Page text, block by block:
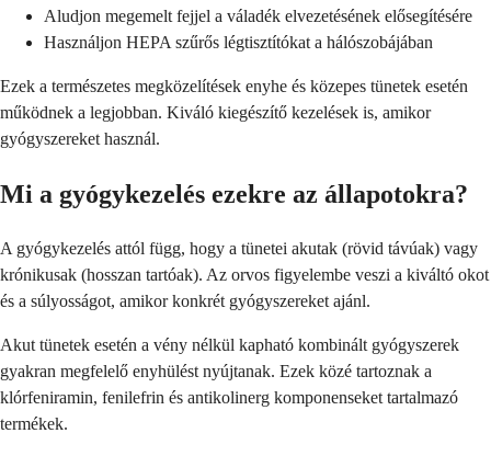
Aludjon megemelt fejjel a váladék elvezetésének elősegítésére
Használjon HEPA szűrős légtisztítókat a hálószobájában
Ezek a természetes megközelítések enyhe és közepes tünetek esetén
működnek a legjobban. Kiváló kiegészítő kezelések is, amikor
gyógyszereket használ.
Mi a gyógykezelés ezekre az állapotokra?
A gyógykezelés attól függ, hogy a tünetei akutak (rövid távúak) vagy
krónikusak (hosszan tartóak). Az orvos figyelembe veszi a kiváltó okot
és a súlyosságot, amikor konkrét gyógyszereket ajánl.
Akut tünetek esetén a vény nélkül kapható kombinált gyógyszerek
gyakran megfelelő enyhülést nyújtanak. Ezek közé tartoznak a
klórfeniramin, fenilefrin és antikolinerg komponenseket tartalmazó
termékek.